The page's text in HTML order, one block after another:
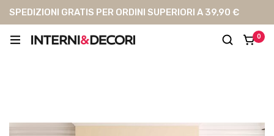
SPEDIZIONI GRATIS PER ORDINI SUPERIORI A 39,90 €
0